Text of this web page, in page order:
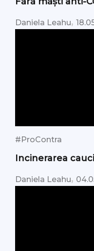
Daniela Leahu,
#ProContra
Incinerarea
Daniela Leahu,